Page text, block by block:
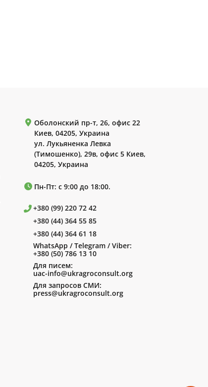
Оболонский пр-т, 26, офис 22
Киев, 04205, Украина
ул. Лукьяненка Левка
(Тимошенко), 29в, офис 5 Киев,
04205, Украина
Пн-Пт: с 9:00 до 18:00.
+380 (99) 220 72 42
+380 (44) 364 55 85
+380 (44) 364 61 18
WhatsApp / Telegram / Viber:
+380 (50) 786 13 10
Для писем:
uac-info@ukragroconsult.org
Для запросов СМИ:
press@ukragroconsult.org